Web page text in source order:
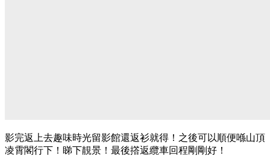
影完返上去趣味時光留影館還返衫就得！之後可以順便喺山頂
凌霄閣行下！睇下靚景！最後撘返纜車回程剛剛好！